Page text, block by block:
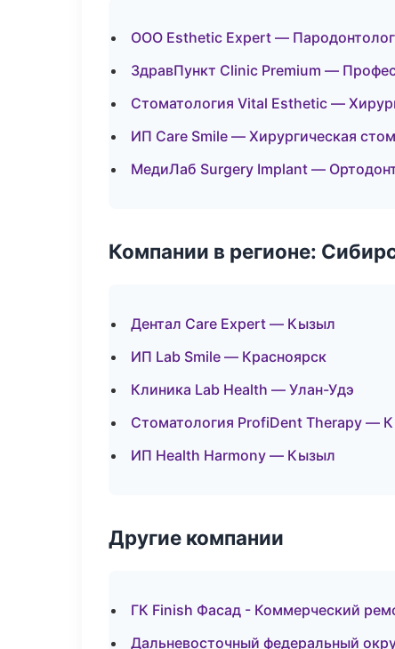
ООО Esthetic Expert —
ЗдравПункт Clinic Premium —
Стоматология Vital Esthetic —
ИП Care Smile — Хирургическая
МедиЛаб Surgery Implant —
Компании в регионе:
Дентал Care Expert — Кызыл
ИП Lab Smile — Красноярск
Клиника Lab Health — Улан-Удэ
Стоматология ProfiDent Therapy —
ИП Health Harmony — Кызыл
Другие компании
ГК Finish Фасад - Коммерческий
Дальневосточный федеральный